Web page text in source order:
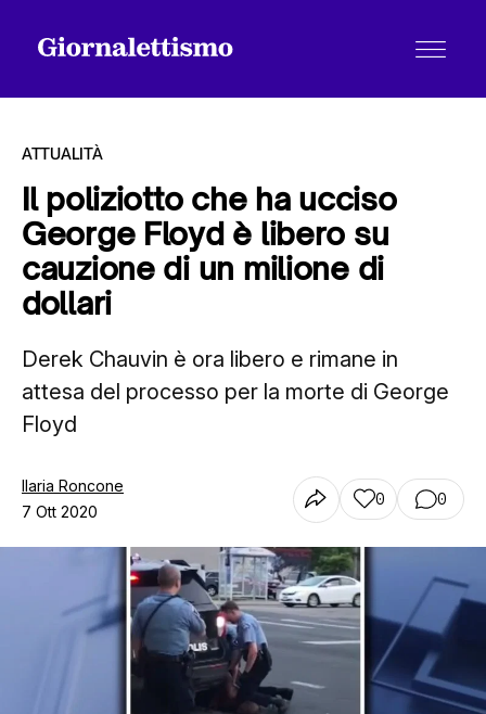
Tutti gli articoli
Contatti
ATTUALITÀ
Il poliziotto che ha ucciso
George Floyd è libero su
cauzione di un milione di
dollari
Derek Chauvin è ora libero e rimane in
attesa del processo per la morte di George
Floyd
Ilaria Roncone
7 Ott 2020
0 0